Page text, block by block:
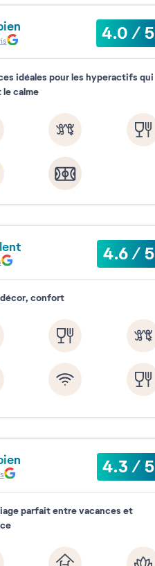
4.0/5
idéales pour les hyperactifs qui
calme
4.6/5
confort
4.3/5
parfait entre vacances et